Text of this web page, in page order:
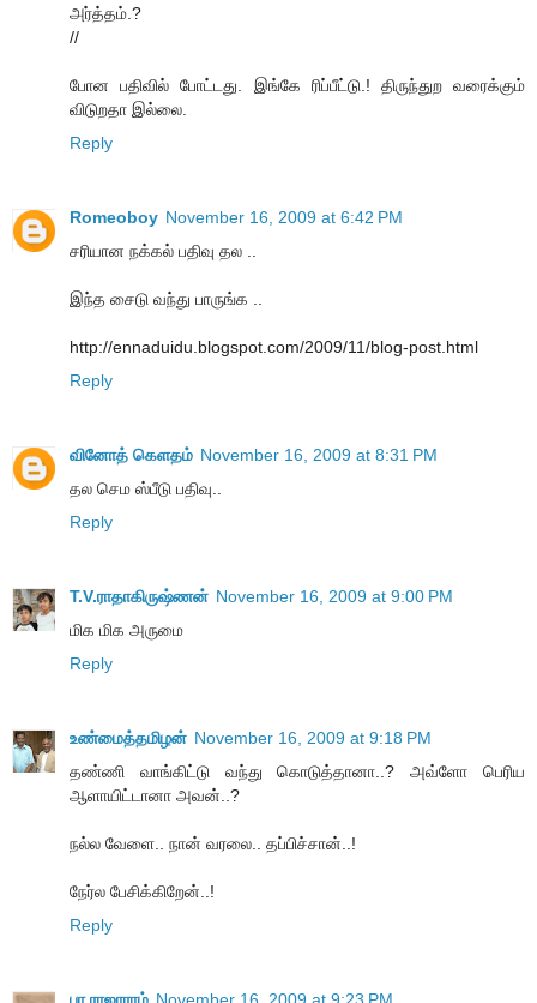
அர்த்தம்.?
//
போன பதிவில் போட்டது. இங்கே ரிப்பீட்டு.! திருந்துற வரைக்கும்
விடுறதா இல்லை.
Reply
Romeoboy November 16, 2009 at 6:42 PM
சரியான நக்கல் பதிவு தல ..
இந்த சைடு வந்து பாருங்க ..
http://ennaduidu.blogspot.com/2009/11/blog-post.html
Reply
வினோத் கெளதம் November 16, 2009 at 8:31 PM
தல செம ஸ்பீடு பதிவு..
Reply
T.V.ராதாகிருஷ்ணன் November 16, 2009 at 9:00 PM
மிக மிக அருமை
Reply
உண்மைத்தமிழன் November 16, 2009 at 9:18 PM
தண்ணி வாங்கிட்டு வந்து கொடுத்தானா..? அவ்ளோ பெரிய
ஆளாயிட்டானா அவன்..?
நல்ல வேளை.. நான் வரலை.. தப்பிச்சான்..!
நேர்ல பேசிக்கிறேன்..!
Reply